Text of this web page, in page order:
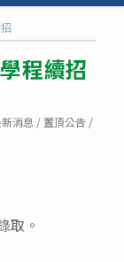
程續招
消息 / 置頂公告 /
取。